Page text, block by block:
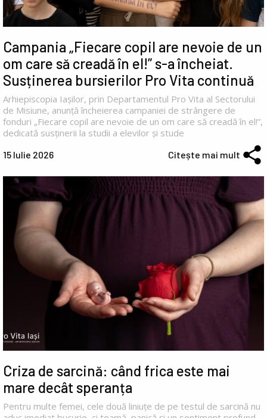
Campania „Fiecare copil are nevoie de un
om care să creadă în el!” s-a încheiat.
Susținerea bursierilor Pro Vita continuă
Arhiepiscopia Iașilor, prin Departamentul Pro Vita al Sectorului
de Misiune, anunță încheierea campaniei de strângere de
fonduri „Fiecare copil are nevoie de un om care să creadă în el!”,
dedicată susținerii la studii a elevilor și stude
15 Iulie 2026 Citește mai mult
Criza de sarcină: când frica este mai
mare decât speranța
Pentru multe femei, cele două liniuțe de pe testul de sarcină nu